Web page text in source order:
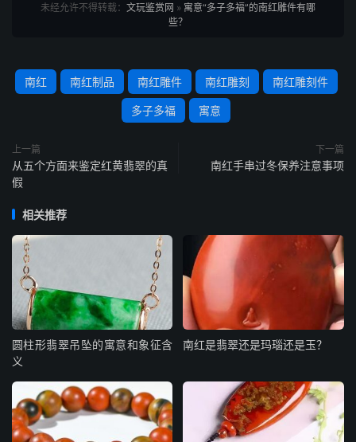
未经允许不得转载： 文玩鉴赏网 » 寓意“多子多福”的南红雕件有哪
些？
南红 南红制品 南红雕件 南红雕刻 南红雕刻件
多子多福 寓意
上一篇
从五个方面来鉴定红黄翡翠的真
假
下一篇
南红手串过冬保养注意事项
相关推荐
圆柱形翡翠吊坠的寓意和象征含
义
南红是翡翠还是玛瑙还是玉？